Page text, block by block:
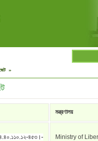
»
মন্ত্রণালয়
৪৫৩।-
Ministry of